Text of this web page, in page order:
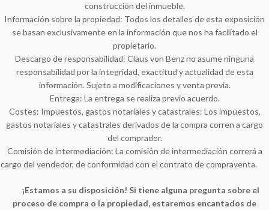
construcción del inmueble.
Información sobre la propiedad: Todos los detalles de esta exposición
se basan exclusivamente en la información que nos ha facilitado el
propietario.
Descargo de responsabilidad: Claus von Benz no asume ninguna
responsabilidad por la integridad, exactitud y actualidad de esta
información. Sujeto a modificaciones y venta previa.
Entrega: La entrega se realiza previo acuerdo.
Costes: Impuestos, gastos notariales y catastrales: Los impuestos,
gastos notariales y catastrales derivados de la compra corren a cargo
del comprador.
Comisión de intermediación: La comisión de intermediación correrá a
cargo del vendedor, de conformidad con el contrato de compraventa.
¡Estamos a su disposición! Si tiene alguna pregunta sobre el
proceso de compra o la propiedad, estaremos encantados de